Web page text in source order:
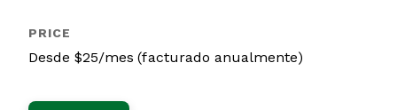
Desde $25/mes (facturado anualmente)